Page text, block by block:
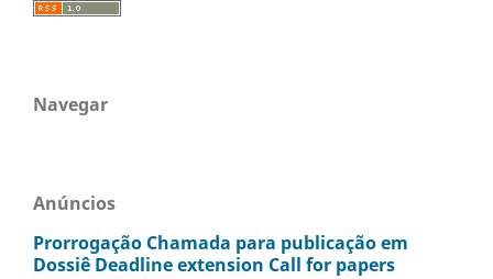
Navegar
Anúncios
Prorrogação Chamada para publicação em
Dossiê Deadline extension Call for papers